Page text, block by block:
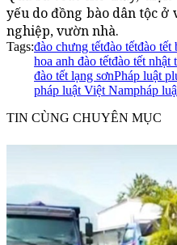
yếu do đồng bào dân tộc
nghiệp, vườn nhà.
Tags:đào chưng tếtđào tếtđào tết
hoa anh đào tếtđào tết nhật
đào tết lạng sơnPháp luật
pháp luật Việt Nampháp
TIN CÙNG CHUYÊN MỤC